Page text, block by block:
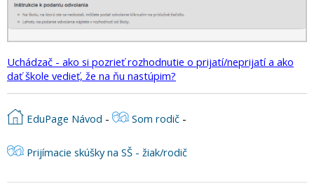
Uchádzač - ako si pozrieť rozhodnutie o prijatí/neprijatí a ako
dať škole vedieť, že na ňu nastúpim?
EduPage Návod - Som rodič -
Prijímacie skúšky na SŠ - žiak/rodič